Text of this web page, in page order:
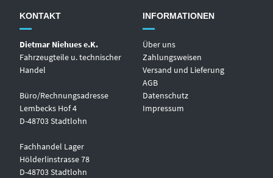
KONTAKT
Dietmar Niehues e.K.
Fahrzeugteile u. technischer
Handel
Büro/Rechnungsadresse
Lembecks Hof 4
D-48703 Stadtlohn
Fachhandel Lager
Hölderlinstrasse 78
D-48703 Stadtlohn
INFORMATIONEN
Über uns
Zahlungsweisen
Versand und Lieferung
AGB
Datenschutz
Impressum